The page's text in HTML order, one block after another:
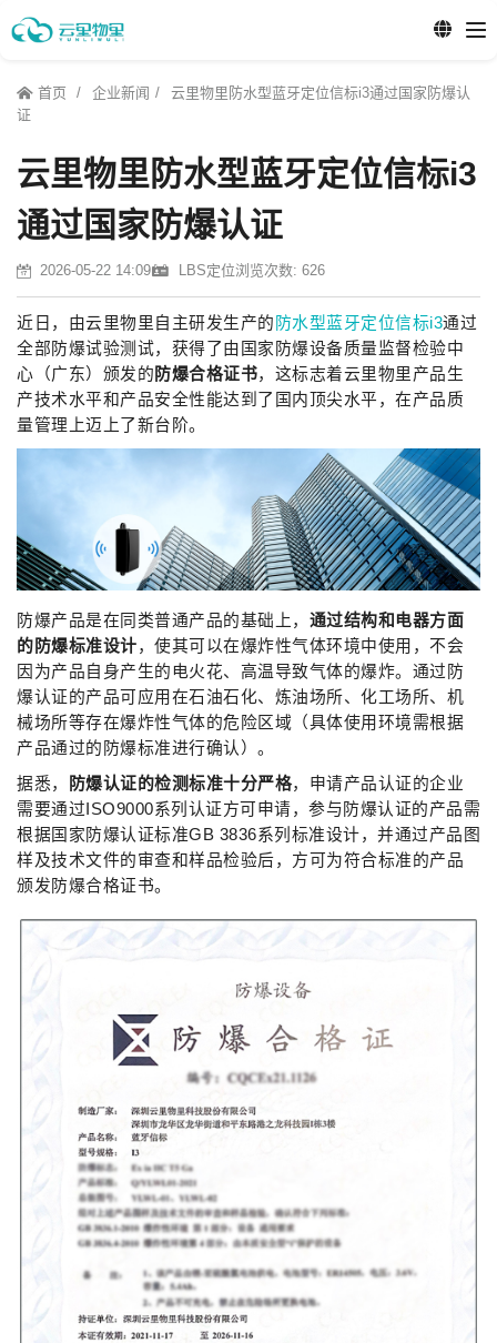
首页 企业新闻
云里物里防水型蓝牙定位信标i3通过国家防爆认
证
云里物里防水型蓝牙定位信标i3
通过国家防爆认证
2026-05-22 14:09 LBS定位浏览次数: 626
近日，由云里物里自主研发生产的 防水型蓝牙定位信标i3通过
全部防爆试验测试，获得了由国家防爆设备质量监督检验中
心（广东）颁发的防爆合格证书，这标志着云里物里产品生
产技术水平和产品安全性能达到了国内顶尖水平，在产品质
量管理上迈上了新台阶。
防爆产品是在同类普通产品的基础上， 通过结构和电器方面
的防爆标准设计，使其可以在爆炸性气体环境中使用，不会
因为产品自身产生的电火花、高温导致气体的爆炸。通过防
爆认证的产品可应用在石油石化、炼油场所、化工场所、机
械场所等存在爆炸性气体的危险区域（具体使用环境需根据
产品通过的防爆标准进行确认）。
据悉，
防爆认证的检测标准十分严格，申请产品认证的企业
需要通过ISO9000系列认证方可申请，参与防爆认证的产品需
根据国家防爆认证标准GB 3836系列标准设计，并通过产品图
样及技术文件的审查和样品检验后，方可为符合标准的产品
颁发防爆合格证书。